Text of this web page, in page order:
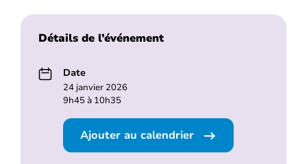
Détails de l’événement
Date
24 janvier 2026
9h45 à 10h35
Ajouter au calendrier